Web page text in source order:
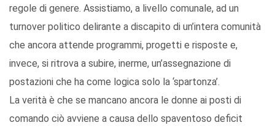
regole di genere. Assistiamo, a livello comunale, ad un
turnover politico delirante a discapito di un’intera comunità
che ancora attende programmi, progetti e risposte e,
invece, si ritrova a subire, inerme, un’assegnazione di
postazioni che ha come logica solo la ‘spartonza’.
La verità è che se mancano ancora le donne ai posti di
comando ciò avviene a causa dello spaventoso deficit